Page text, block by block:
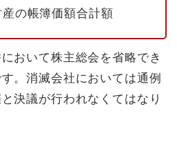
の帳簿価額合計額
おいて株主総会を省略でき
。消滅会社においては通例
決議が行われなくてはなり